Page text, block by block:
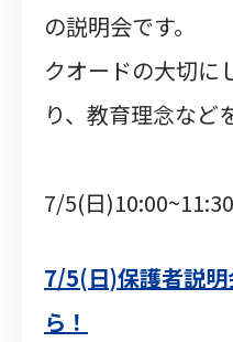
の説明会です。
クオードの大切に
り、教育理念など
7/5(日)10:00~11:30
7/5(日)保護者説
ら！